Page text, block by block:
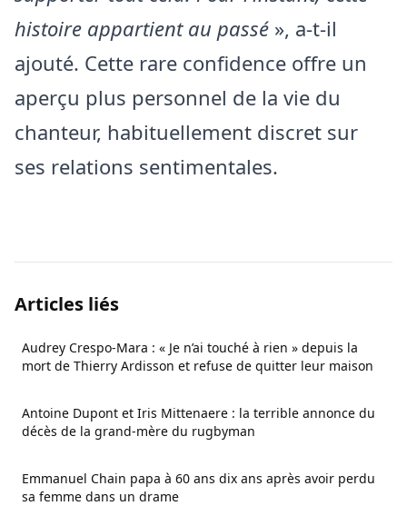
histoire appartient au passé », a-t-il
ajouté. Cette rare confidence offre un
aperçu plus personnel de la vie du
chanteur, habituellement discret sur
ses relations sentimentales.
Articles liés
Audrey Crespo-Mara : « Je n’ai touché à rien » depuis la
mort de Thierry Ardisson et refuse de quitter leur maison
Antoine Dupont et Iris Mittenaere : la terrible annonce du
décès de la grand-mère du rugbyman
Emmanuel Chain papa à 60 ans dix ans après avoir perdu
sa femme dans un drame